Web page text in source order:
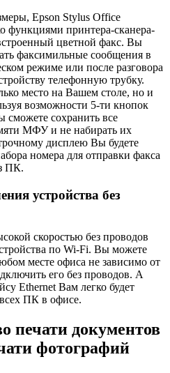
Epson Stylus Office
функциями принтера-сканера-
цветной факс. Вы
факсимильные сообщения в
режиме или после разговора
телефонную трубку.
место на Вашем столе, но и
возможности 5-ти кнопок
сможете сохранить все
МФУ и не набирать их
дисплею Вы будете
номера для отправки факса
ПК.
устройства без
скоростью без проводов
по Wi-Fi. Вы можете
месте офиса не зависимо от
его без проводов. А
Ethernet Вам легко будет
всех ПК в офисе.
печати документов
фотографий